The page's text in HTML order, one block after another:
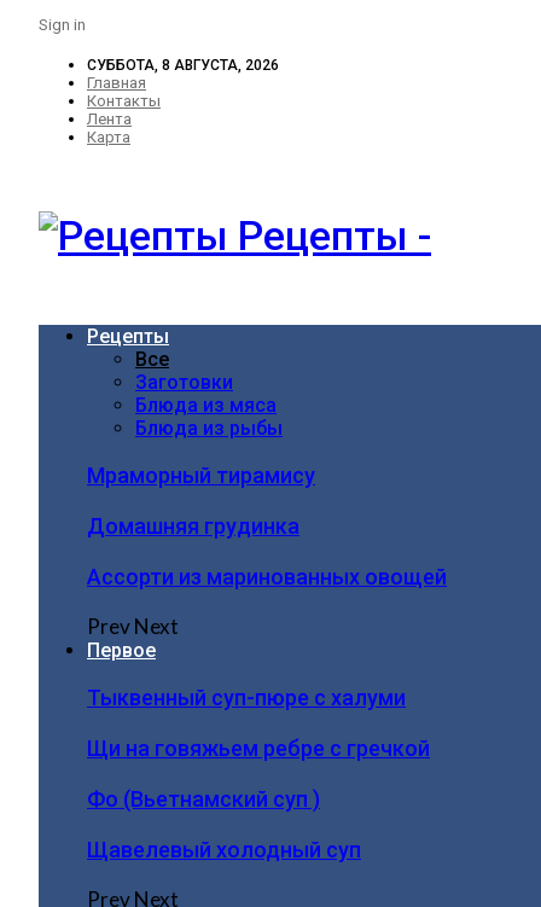
Sign in
СУББОТА, 8 АВГУСТА, 2026
Главная
Контакты
Лента
Карта
Рецепты -
Рецепты
Все
Заготовки
Блюда из мяса
Блюда из рыбы
Мраморный тирамису
Домашняя грудинка
Ассорти из маринованных овощей
PrevNext
Первое
Тыквенный суп-пюре с халуми
Щи на говяжьем ребре с гречкой
Фо (Вьетнамский суп )
Щавелевый холодный суп
PrevNext